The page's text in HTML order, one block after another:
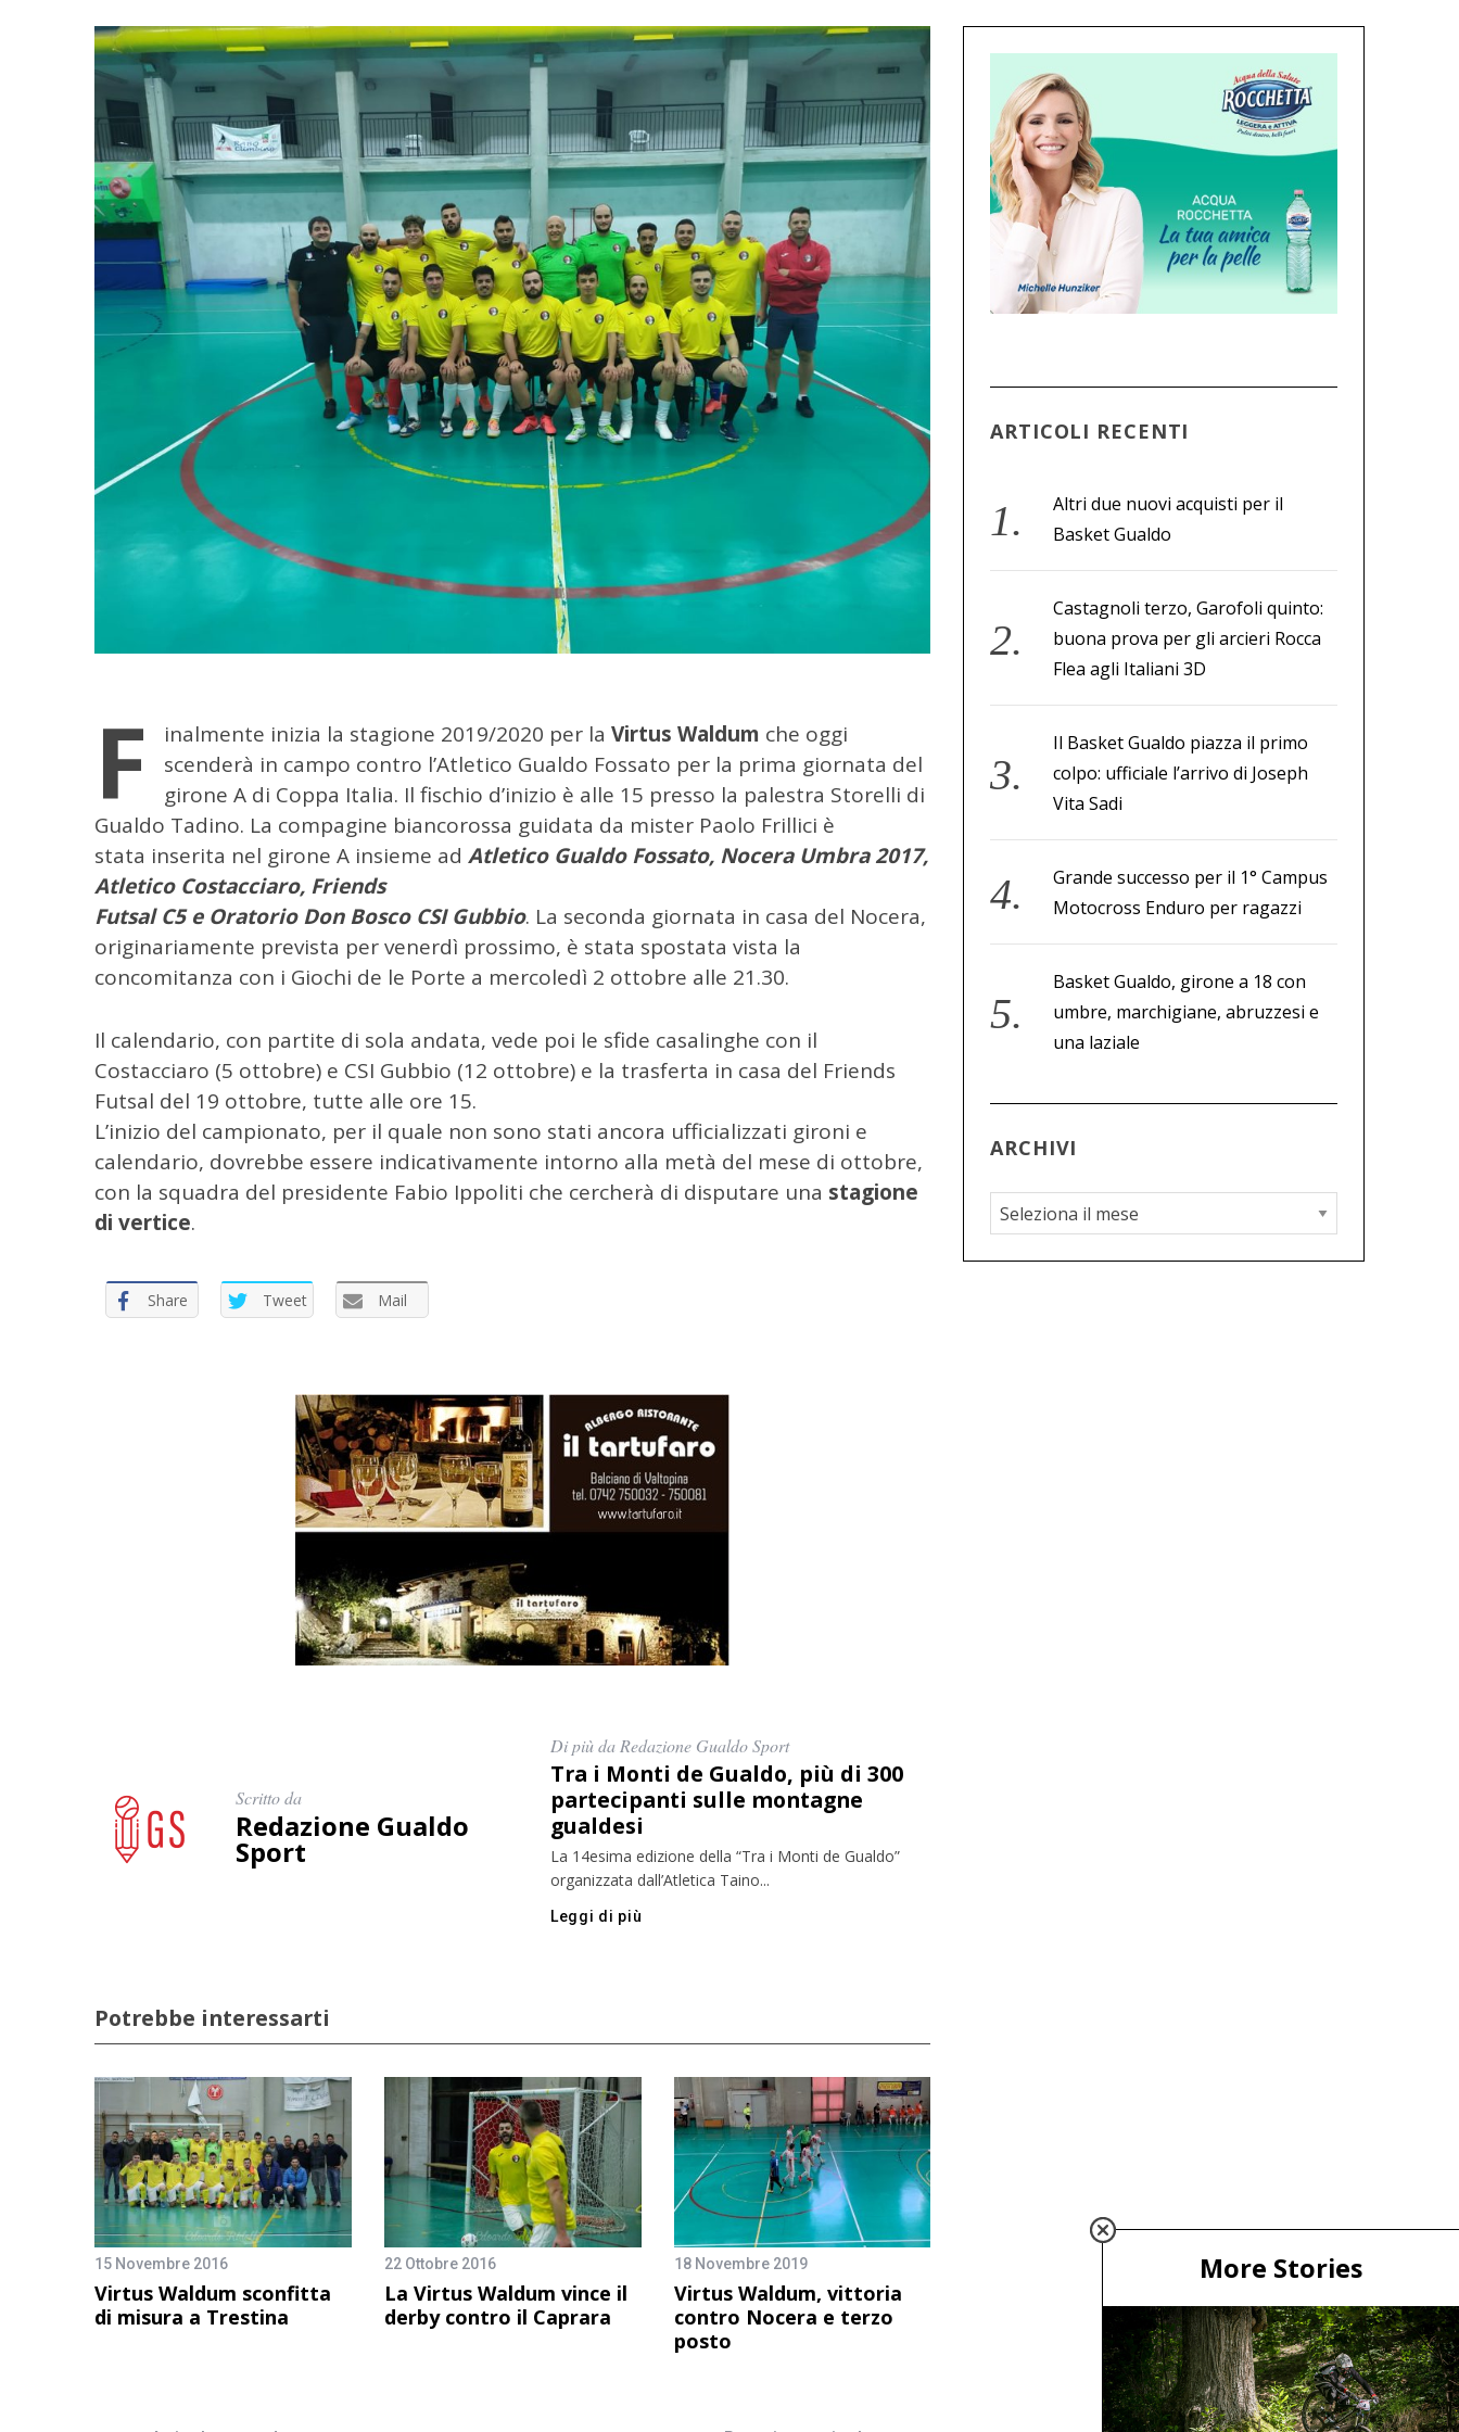
F inalmente inizia la stagione 2019/2020 per la Virtus Waldum che oggi
scenderà in campo contro l’Atletico Gualdo Fossato per la prima giornata del
girone A di Coppa Italia. Il fischio d’inizio è alle 15 presso la palestra Storelli di
Gualdo Tadino. La compagine biancorossa guidata da mister Paolo Frillici è
stata inserita nel girone A insieme ad Atletico Gualdo Fossato, Nocera Umbra 2017,
Atletico Costacciaro, Friends
Futsal C5 e Oratorio Don Bosco CSI Gubbio. La seconda giornata in casa del Nocera,
originariamente prevista per venerdì prossimo, è stata spostata vista la
concomitanza con i Giochi de le Porte a mercoledì 2 ottobre alle 21.30.
Il calendario, con partite di sola andata, vede poi le sfide casalinghe con il
Costacciaro (5 ottobre) e CSI Gubbio (12 ottobre) e la trasferta in casa del Friends
Futsal del 19 ottobre, tutte alle ore 15.
L’inizio del campionato, per il quale non sono stati ancora ufficializzati gironi e
calendario, dovrebbe essere indicativamente intorno alla metà del mese di ottobre,
con la squadra del presidente Fabio Ippoliti che cercherà di disputare una stagione
di vertice.
Share Tweet Mail
Scritto da
Redazione Gualdo
Sport
Di più da Redazione Gualdo Sport
Tra i Monti de Gualdo, più di 300
partecipanti sulle montagne
gualdesi
La 14esima edizione della “Tra i Monti de Gualdo”
organizzata dall’Atletica Taino...
Leggi di più
Potrebbe interessarti
15 Novembre 2016
Virtus Waldum sconfitta
di misura a Trestina
22 Ottobre 2016
La Virtus Waldum vince il
derby contro il Caprara
18 Novembre 2019
Virtus Waldum, vittoria
contro Nocera e terzo
posto
ARTICOLI RECENTI
Altri due nuovi acquisti per il
Basket Gualdo
Castagnoli terzo, Garofoli quinto:
buona prova per gli arcieri Rocca
Flea agli Italiani 3D
Il Basket Gualdo piazza il primo
colpo: ufficiale l’arrivo di Joseph
Vita Sadi
Grande successo per il 1° Campus
Motocross Enduro per ragazzi
Basket Gualdo, girone a 18 con
umbre, marchigiane, abruzzesi e
una laziale
ARCHIVI
A
r
c
More Stories
C
e
r
a
p